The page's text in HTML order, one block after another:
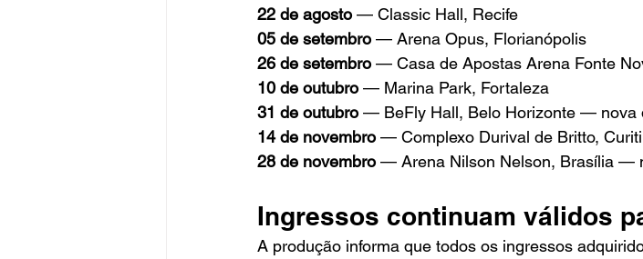
22 de agosto — Classic Hall, Recife
05 de setembro — Arena Opus, Florianópolis
26 de setembro — Casa de Apostas Arena Fonte
10 de outubro — Marina Park, Fortaleza
31 de outubro — BeFly Hall, Belo Horizonte — nova
14 de novembro — Complexo Durival de Britto,
28 de novembro — Arena Nilson Nelson, Brasília —
Ingressos continuam válidos
A produção informa que todos os ingressos